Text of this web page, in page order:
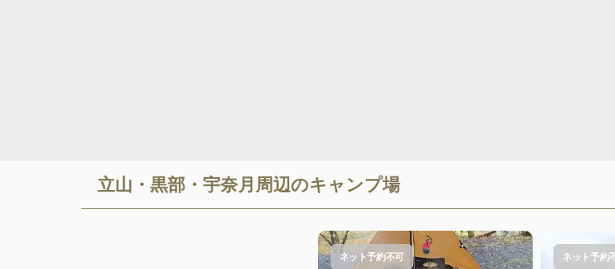
立山・黒部・宇奈月 周辺のキャンプ場
ネット予約不可 ネット予約